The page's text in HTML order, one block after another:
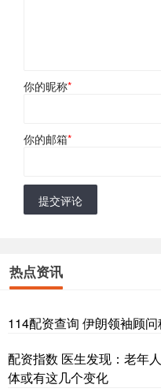
你的昵称*
你的邮箱*
提交评论
热点资讯
114配资查询 伊朗领袖顾
配资指数 医生发现：老年
体或有这几个变化